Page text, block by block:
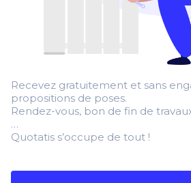
Recevez gratuitement et sans
propositions de poses.
Rendez-vous, bon de fin de
…
Quotatis s’occupe de tout !